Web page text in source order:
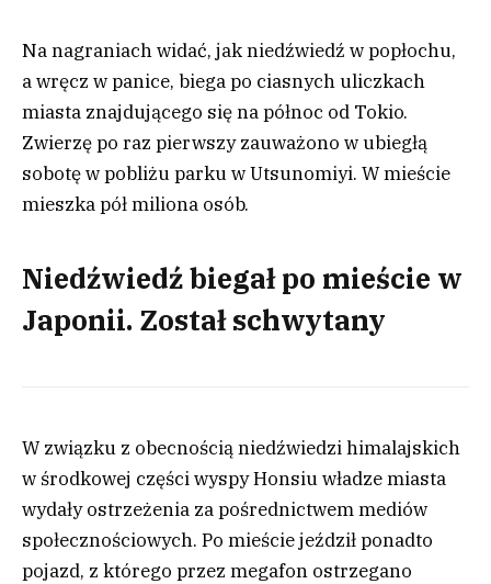
Na nagraniach widać, jak niedźwiedź w popłochu,
a wręcz w panice, biega po ciasnych uliczkach
miasta znajdującego się na północ od Tokio.
Zwierzę po raz pierwszy zauważono w ubiegłą
sobotę w pobliżu parku w Utsunomiyi. W mieście
mieszka pół miliona osób.
Niedźwiedź biegał po mieście w
Japonii. Został schwytany
W związku z obecnością niedźwiedzi himalajskich
w środkowej części wyspy Honsiu władze miasta
wydały ostrzeżenia za pośrednictwem mediów
społecznościowych. Po mieście jeździł ponadto
pojazd, z którego przez megafon ostrzegano